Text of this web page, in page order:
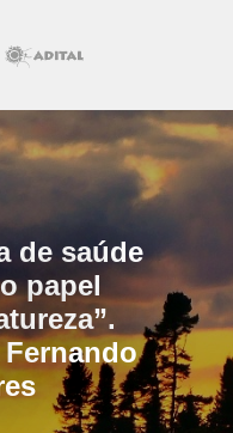
de saúde
papel